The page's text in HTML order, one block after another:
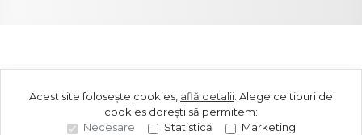
Acest site folosește cookies, află detalii Alege ce tipuri de
cookies dorești să permitem:
Necesare
Statistică Marketing